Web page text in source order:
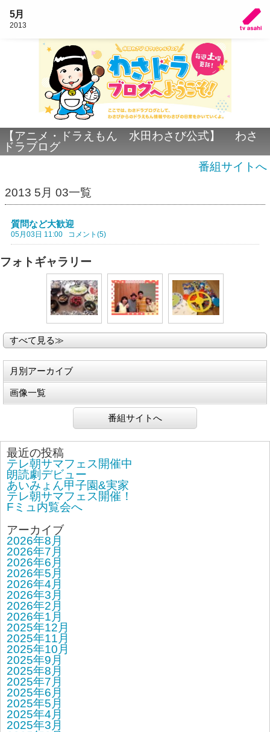
5月
2013
【アニメ・ドラえもん 水田わさび公式】 わさ
ドラブログ
番組サイトへ
2013 5月 03一覧
質問など大歓迎
05月03日 11:00 コメント(5)
フォトギャラリー
すべて見る≫
月別アーカイブ
画像一覧
番組サイトへ
最近の投稿
テレ朝サマフェス開催中
朗読劇デビュー
あいみょん甲子園&実家
テレ朝サマフェス開催！
Fミュ内覧会へ
アーカイブ
2026年8月
2026年7月
2026年6月
2026年5月
2026年4月
2026年3月
2026年2月
2026年1月
2025年12月
2025年11月
2025年10月
2025年9月
2025年8月
2025年7月
2025年6月
2025年5月
2025年4月
2025年3月